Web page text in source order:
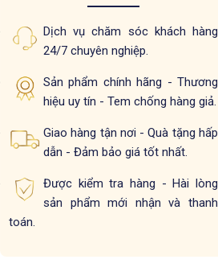
Dịch vụ chăm sóc khách hàng
24/7 chuyên nghiệp.
Sản phẩm chính hãng - Thương
hiệu uy tín - Tem chống hàng giả.
Giao hàng tận nơi - Quà tặng hấp
dẫn - Đảm bảo giá tốt nhất.
Được kiểm tra hàng - Hài lòng
sản phẩm mới nhận và thanh
toán.